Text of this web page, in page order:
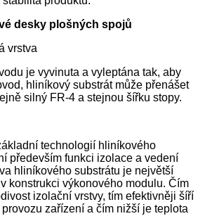
desky plošných spojů
vrstva
je vyvinuta a vyleptána tak, aby
hliníkový substrát může přenášet
silný FR-4 a stejnou šířku stopy.
technologií hliníkového
především funkci izolace a vedení
hliníkového substrátu je největší
konstrukci výkonového modulu. Čím
izolační vrstvy, tím efektivněji šíří
zařízení a čím nižší je teplota